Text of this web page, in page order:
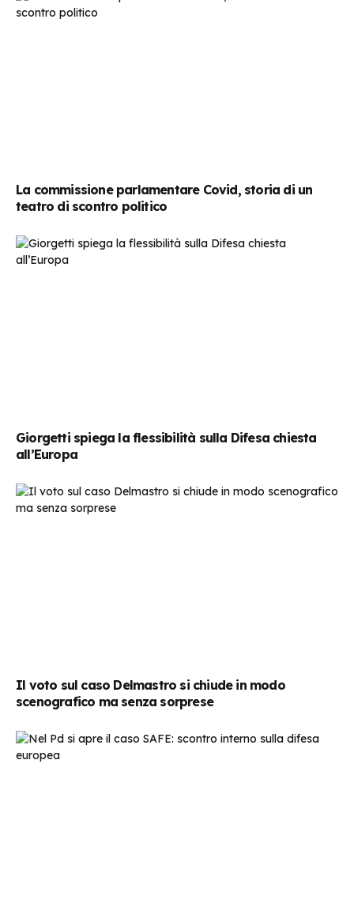
La commissione parlamentare Covid, storia di un
teatro di scontro politico
Giorgetti spiega la flessibilità sulla Difesa chiesta
all’Europa
Il voto sul caso Delmastro si chiude in modo
scenografico ma senza sorprese